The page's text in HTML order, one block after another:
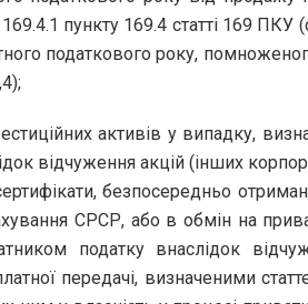
пункту 169.4 статті 169
податкового року,
активів у випадку,
відчуження акцій (інших
безпосередньо
СРСР, або в обмін на
податку внаслідок
передачі, визначеними